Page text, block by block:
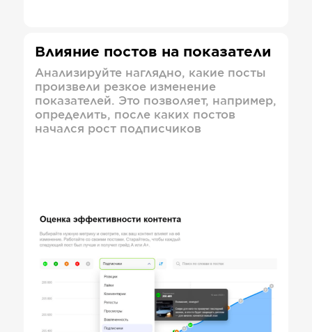
Влияние постов на показатели
Анализируйте наглядно, какие посты
произвели резкое изменение
показателей. Это позволяет, например,
определить, после каких постов
начался рост подписчиков